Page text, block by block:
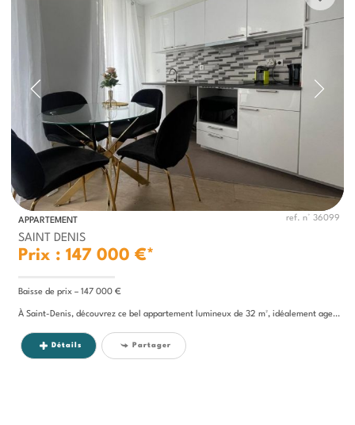
APPARTEMENT ref. n° 36099
SAINT DENIS
Prix : 147 000 €*
Baisse de prix – 147 000 €
À Saint-Denis, découvrez ce bel appartement lumineux de 32 m², idéalement agencé. Il se...
Détails Partager